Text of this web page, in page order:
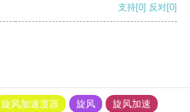
支持[0] 反对[0]
旋风加速度器 旋风
旋风加速